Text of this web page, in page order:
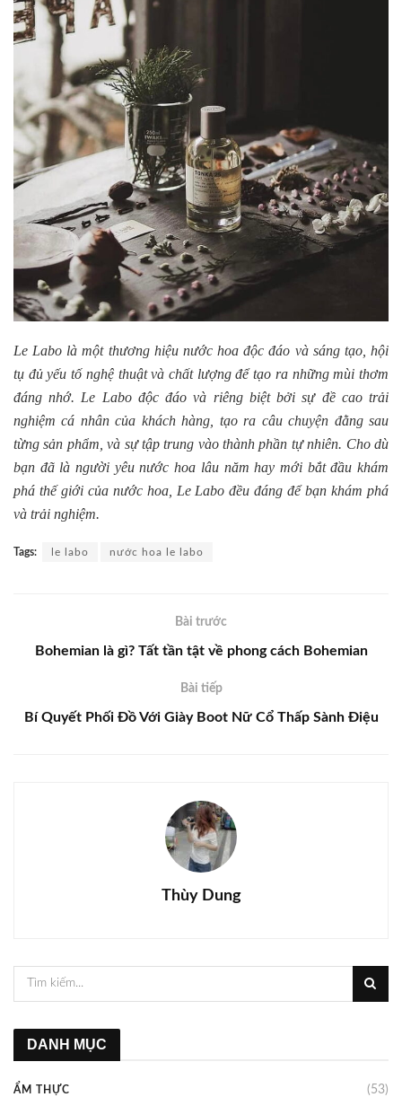
Le Labo là một thương hiệu nước hoa độc đáo và sáng tạo, hội
tụ đủ yếu tố nghệ thuật và chất lượng để tạo ra những mùi thơm
đáng nhớ. Le Labo độc đáo và riêng biệt bởi sự đề cao trải
nghiệm cá nhân của khách hàng, tạo ra câu chuyện đằng sau
từng sản phẩm, và sự tập trung vào thành phần tự nhiên. Cho dù
bạn đã là người yêu nước hoa lâu năm hay mới bắt đầu khám
phá thế giới của nước hoa, Le Labo đều đáng để bạn khám phá
và trải nghiệm.
Tags: le labo nước hoa le labo
Bài trước
Bohemian là gì? Tất tần tật về phong cách Bohemian
Bài tiếp
Bí Quyết Phối Đồ Với Giày Boot Nữ Cổ Thấp Sành Điệu
Thùy Dung
DANH MỤC
ẨM THỰC (53)